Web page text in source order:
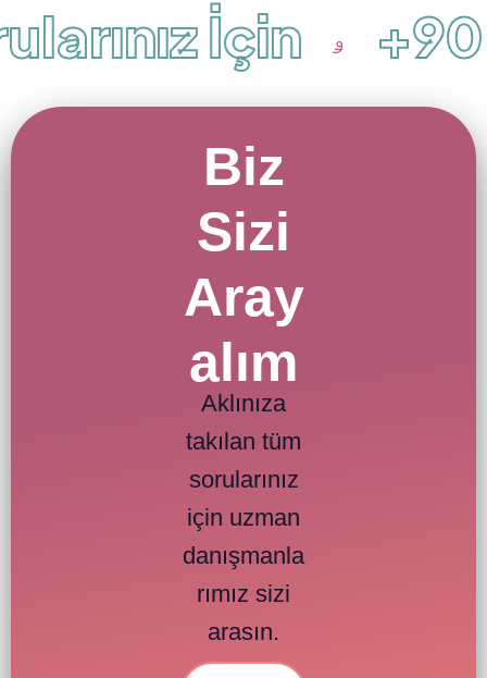
İçin +90
Biz
Sizi
Aray
alım
Aklınıza
takılan tüm
sorularınız
için uzman
danışmanla
rımız sizi
arasın.